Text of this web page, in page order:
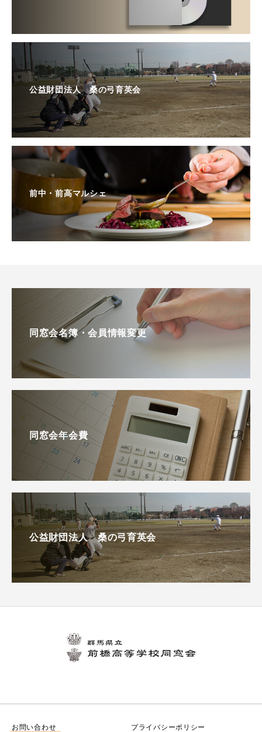
公益財団法人 桑の弓育英会
前中・前高マルシェ
同窓会名簿・会員情報変更
同窓会年会費
公益財団法人 桑の弓育英会
お問い合わせ プライバシーポリシー